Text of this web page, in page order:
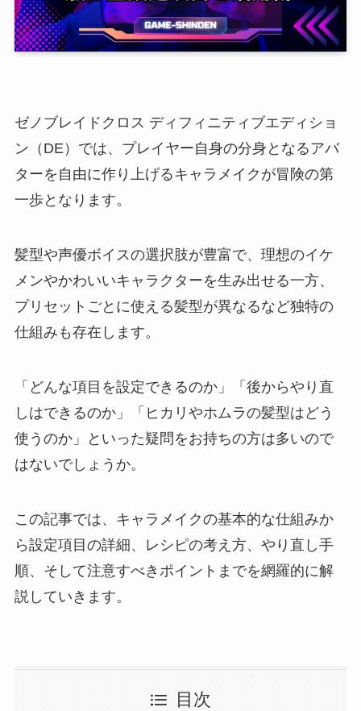
ゼノブレイドクロス ディフィニティブエディショ
ン（DE）では、プレイヤー自身の分身となるアバ
ターを自由に作り上げるキャラメイクが冒険の第
一歩となります。
髪型や声優ボイスの選択肢が豊富で、理想のイケ
メンやかわいいキャラクターを生み出せる一方、
プリセットごとに使える髪型が異なるなど独特の
仕組みも存在します。
「どんな項目を設定できるのか」「後からやり直
しはできるのか」「ヒカリやホムラの髪型はどう
使うのか」といった疑問をお持ちの方は多いので
はないでしょうか。
この記事では、キャラメイクの基本的な仕組みか
ら設定項目の詳細、レシピの考え方、やり直し手
順、そして注意すべきポイントまでを網羅的に解
説していきます。
目次